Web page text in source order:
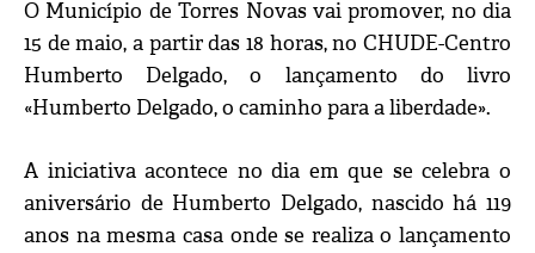
O Município de Torres Novas vai promover, no dia
15 de maio, a partir das 18 horas, no CHUDE-Centro
Humberto Delgado, o lançamento do livro
«Humberto Delgado, o caminho para a liberdade».
A iniciativa acontece no dia em que se celebra o
aniversário de Humberto Delgado, nascido há 119
anos na mesma casa onde se realiza o lançamento